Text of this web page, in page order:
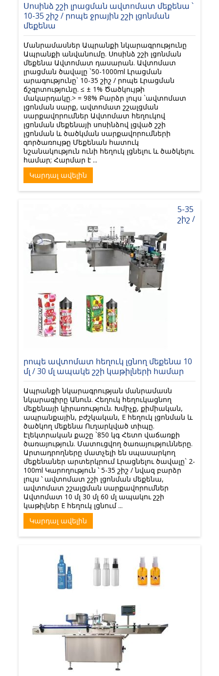
Սոսինձ շշի լրացման ավտոմատ մեքենա ՝
10-35 շիշ / րոպե ջրային շշի լցոնման
մեքենա
Մանրամասներ Ապրանքի նկարագրությունը
Ապրանքի անվանումը. Սոսինձ շշի լցոնման
մեքենա Ավտոմատ դասարան. Ավտոմատ
լրացման ծավալը `50-1000ml Լրացման
արագությունը` 10-35 շիշ / րոպե Լրացման
ճշգրտությունը. ≤ ± 1% Ծածկույթի
մակարդակը.> = 98% Բարձր լույս `ավտոմատ
լցոնման սարք, ավտոմատ շշալցման
սարքավորումներ Ավտոմատ հեղուկով
լցոնման մեքենայի սոսինձով լցված շշի
լցոնման և ծածկման սարքավորումների
գործառույթը Մեքենան հատուկ
նշանակություն ունի հեղուկ լցնելու և ծածկելու
համար; Հարմար է ...
Կարդալ ավելին
5-35
շիշ /
րոպե ավտոմատ հեղուկ լցնող մեքենա 10
մլ / 30 մլ ապակե շշի կաթիլների համար
Ապրանքի նկարագրության մանրամասն
նկարագիրը Անուն. Հեղուկ հեղուկացնող
մեքենայի կիրառություն. Խմիչք, քիմիական,
ապրանքային, բժշկական, E հեղուկ լցոնման և
ծածկող մեքենա Ուղարկված տիպը.
Էլեկտրական քաշը `850 կգ Հետո վաճառքի
ծառայություն. Մատուցվող ծառայությունները.
Արտադրողները մատչելի են սպասարկող
մեքենաներ արտերկրում Լրացնելու ծավալը` 2-
100ml Կարողություն ՝ 5-35 շիշ / նվազ բարձր
լույս ՝ ավտոմատ շշի լցոնման մեքենա,
ավտոմատ շշալցման սարքավորումներ
Ավտոմատ 10 մլ 30 մլ 60 մլ ապակու շշի
կաթիլներ E հեղուկ լցնում ...
Կարդալ ավելին